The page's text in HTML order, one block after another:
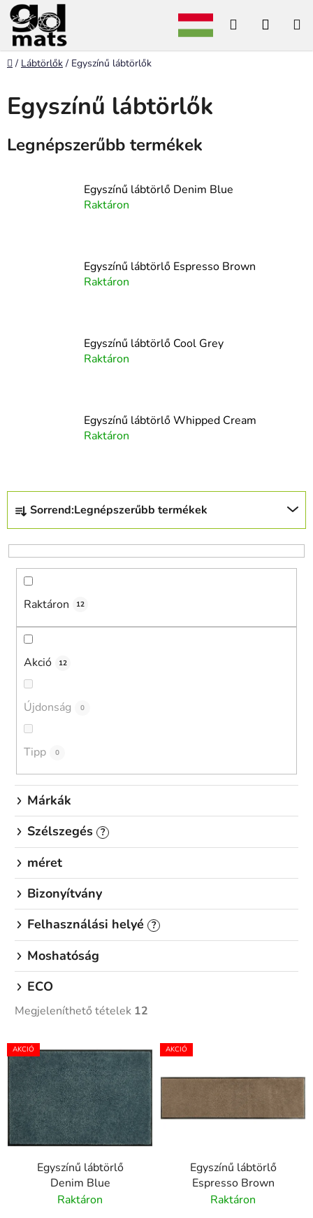
Ugrás
tartalomhoz
Keresés
Kezdőlap
/ Lábtörlők / Egyszínű lábtörlők
Egyszínű lábtörlők
Legnépszerűbb termékek
Egyszínű lábtörlő Denim Blue
Raktáron
Egyszínű lábtörlő Espresso Brown
Raktáron
Egyszínű lábtörlő Cool Grey
Raktáron
Egyszínű lábtörlő Whipped Cream
Raktáron
T
r
m
e
Sorrend:Legnépszerűbb termékek
Raktáron 12
Akció 12
Újdonság 0
Tipp 0
Márkák
Szélszegés ?
méret
Bizonyítvány
Felhasználási helyé
?
Moshatóság
ECO
Megjeleníthető tételek 12
T
e
r
m
é
k
e
AKCIÓ
Egyszínű lábtörlő
Denim Blue
Raktáron
AKCIÓ
Egyszínű lábtörlő
Espresso Brown
Raktáron